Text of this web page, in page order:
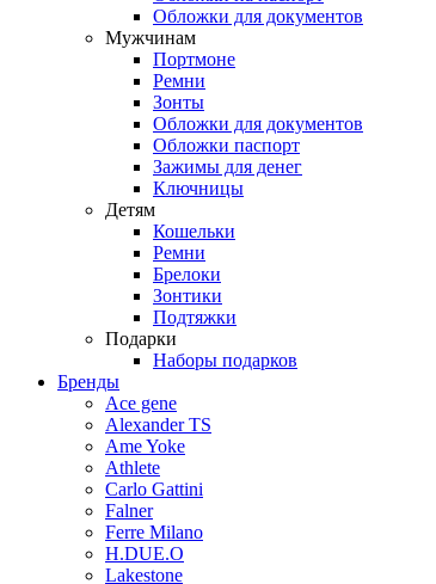
Обложки для документов
Мужчинам
Портмоне
Ремни
Зонты
Обложки для документов
Обложки паспорт
Зажимы для денег
Ключницы
Детям
Кошельки
Ремни
Брелоки
Зонтики
Подтяжки
Подарки
Наборы подарков
Бренды
Ace gene
Alexander TS
Ame Yoke
Athlete
Carlo Gattini
Falner
Ferre Milano
H.DUE.O
Lakestone